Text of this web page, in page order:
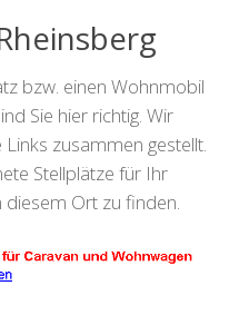
bzw. einen Wohnmobil
Sie hier richtig. Wir
zusammen gestellt.
Stellplätze für Ihr
Ort zu finden.